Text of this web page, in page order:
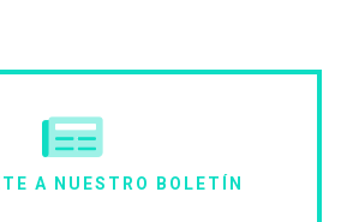
A NUESTRO BOLETÍN